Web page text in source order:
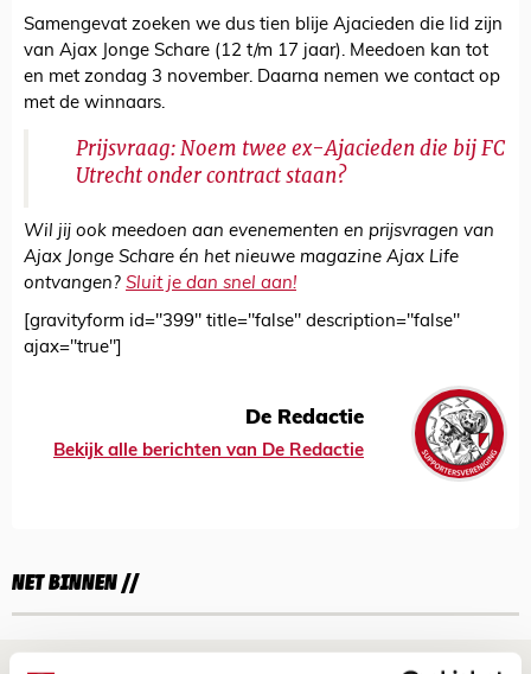
Samengevat zoeken we dus tien blije Ajacieden die lid zijn
van Ajax Jonge Schare (12 t/m 17 jaar). Meedoen kan tot
en met zondag 3 november. Daarna nemen we contact op
met de winnaars.
Prijsvraag: Noem twee ex-Ajacieden die bij FC
Utrecht onder contract staan?
Wil jij ook meedoen aan evenementen en prijsvragen van
Ajax Jonge Schare én het nieuwe magazine Ajax Life
ontvangen? Sluit je dan snel aan!
[gravityform id="399" title="false" description="false"
ajax="true"]
De Redactie
Bekijk alle berichten van De Redactie
NET BINNEN //